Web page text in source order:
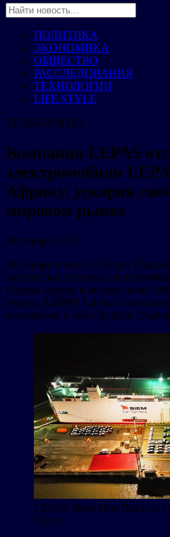
ПОЛИТИКА
ЭКОНОМИКА
ОБЩЕСТВО
РАССЛЕДОВАНИЯ
ТЕХНОЛОГИИ
LIFE STYLE
ТЕХНОЛОГИИ
Компания LEPAS
электромобили
Африку, ускоряя
мировом рынке
30 января 2026
26 января в порту Тайцан
экспортная отгрузка
Первая партия в объеме более
модели LEPAS L4 была
отправлена в порт Дурбан
LEPAS Ships First Batch of
Africa